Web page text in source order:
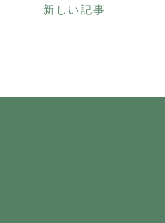
新しい記事